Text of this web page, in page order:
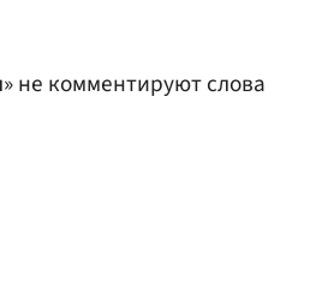
не комментируют слова